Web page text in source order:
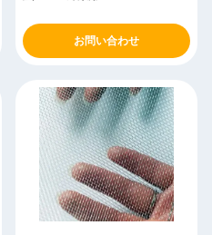
お問い合わせ